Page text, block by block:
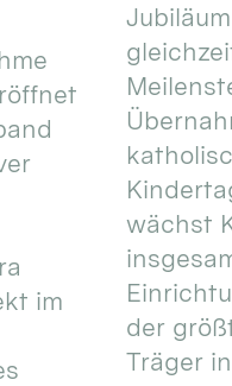
im
wächst
der
Träger